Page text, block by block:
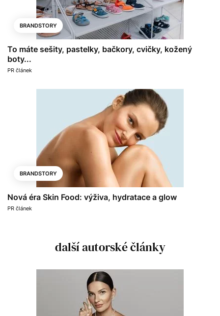
BRANDSTORY
To máte sešity, pastelky, bačkory, cvičky, kožený
boty...
PR článek
BRANDSTORY
Nová éra Skin Food: výživa, hydratace a glow
PR článek
další autorské články